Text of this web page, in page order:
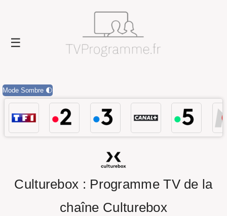
Mode Sombre 🌓
Culturebox : Programme TV de la
chaîne Culturebox